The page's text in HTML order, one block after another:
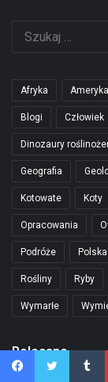
Afryka
Blogi Człowiek
Dinozaury
Geografia
Kotowate Koty
Opracowania
Podróże Polska
Rośliny Ryby
Wymarłe
Polecane